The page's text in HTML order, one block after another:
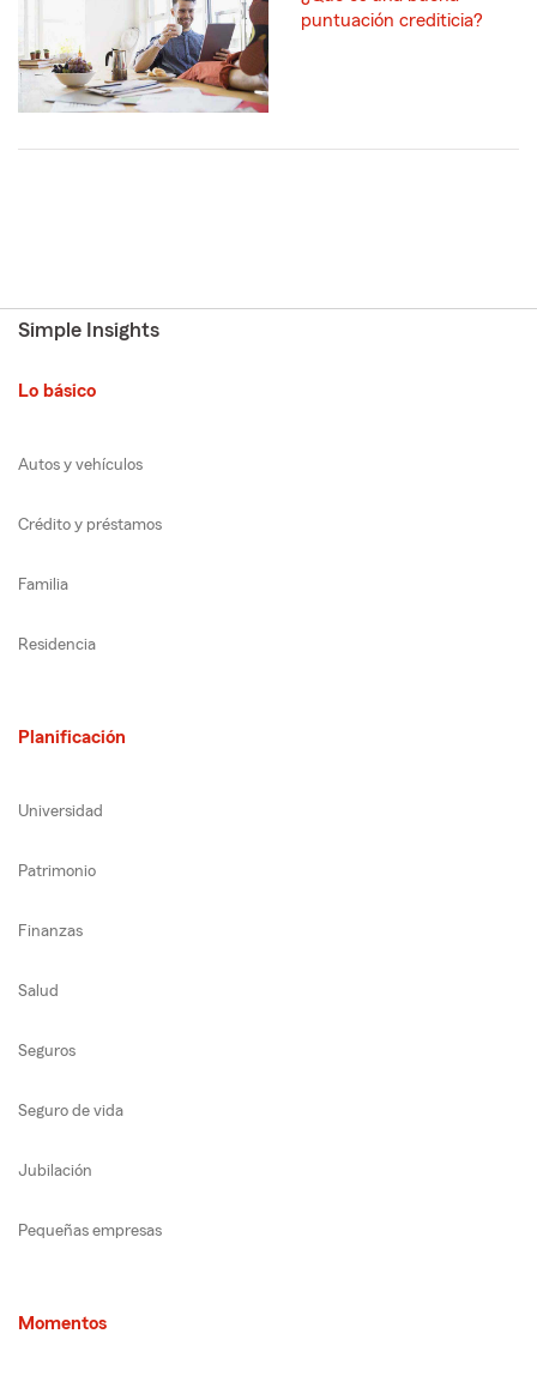
puntuación crediticia?
Simple Insights
Lo básico
Autos y vehículos
Crédito y préstamos
Familia
Residencia
Planificación
Universidad
Patrimonio
Finanzas
Salud
Seguros
Seguro de vida
Jubilación
Pequeñas empresas
Momentos